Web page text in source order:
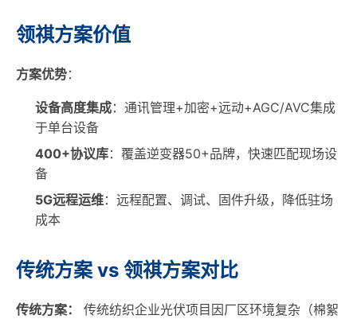
领祺方案价值
方案优势：
设备高度集成：通讯管理+加密+远动+AGC/AVC集成
于单台设备
400+协议库：覆盖逆变器50+品牌，快速匹配现场设
备
5G远程运维：远程配置、调试、固件升级，降低驻场
成本
传统方案 vs 领祺方案对比
传统方案：
传统纺织企业光伏项目因厂区环境复杂（棉絮